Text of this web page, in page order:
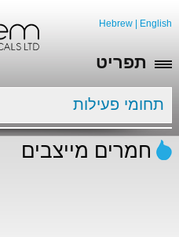
Hebrew English
תפריט
תחומי פעילות
חמרים מייצבים